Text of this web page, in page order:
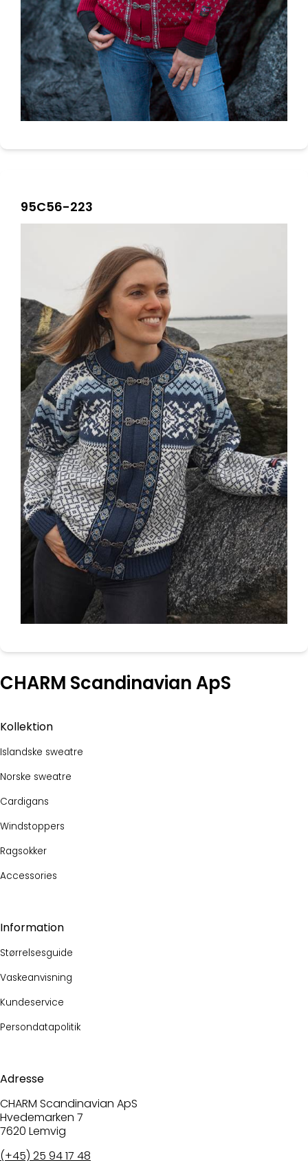
95C56-223
CHARM Scandinavian ApS
Kollektion
Islandske sweatre
Norske sweatre
Cardigans
Windstoppers
Ragsokker
Accessories
Information
Størrelsesguide
Vaskeanvisning
Kundeservice
Persondatapolitik
Adresse
CHARM Scandinavian ApS
Hvedemarken 7
7620 Lemvig
(+45) 25 94 17 48